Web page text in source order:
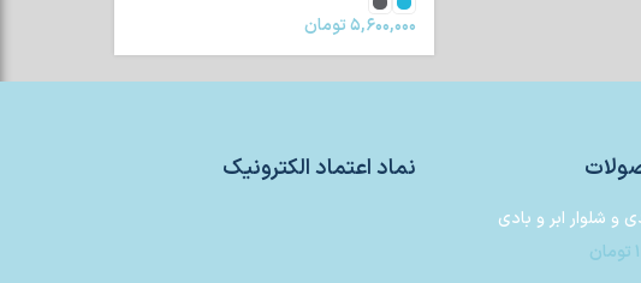
۵,۶۰۰,۰۰۰تومان
شلوار ابر و بادی
تومان
نماد اعتماد الکترونیک